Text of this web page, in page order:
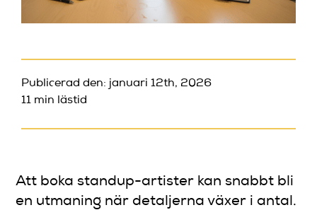
Publicerad den: januari 12th, 2026
11 min lästid
Att boka standup-artister kan snabbt bli
en utmaning när detaljerna växer i antal.